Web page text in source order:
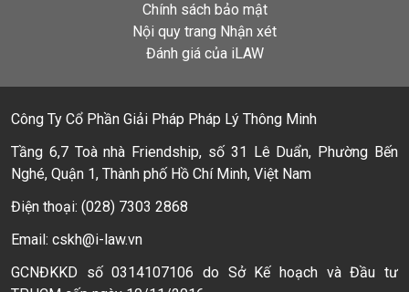
Chính sách bảo mật
Nội quy trang Nhận xét
Đánh giá của iLAW
Công Ty Cổ Phần Giải Pháp Pháp Lý Thông Minh
Tầng 6,7 Toà nhà Friendship, số 31 Lê Duẩn, Phường Bến
Nghé, Quận 1, Thành phố Hồ Chí Minh, Việt Nam
Điện thoại: (028) 7303 2868
Email: cskh@i-law.vn
GCNĐKKD số 0314107106 do Sở Kế hoạch và Đầu tư